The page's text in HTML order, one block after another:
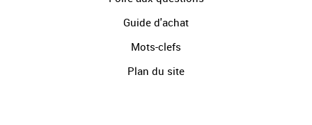
Guide d'achat
Mots-clefs
Plan du site